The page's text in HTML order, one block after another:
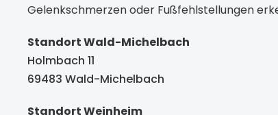
Gelenkschmerzen oder Fußfehlstellungen
Standort Wald-Michelbach
Holmbach 11
69483 Wald-Michelbach
Standort Weinheim